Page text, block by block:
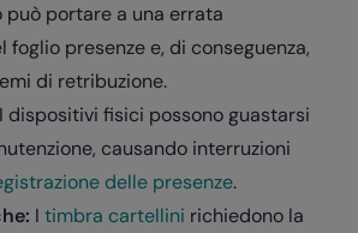
può portare a una errata
foglio presenze e, di conseguenza,
di retribuzione.
dispositivi fisici possono guastarsi
causando interruzioni
delle presenze.
I timbra cartellini richiedono la